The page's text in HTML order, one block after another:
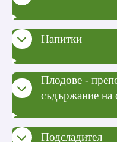
Напитки
Плодове -
съдържание на
Подсладител